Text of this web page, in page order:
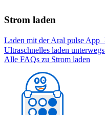
Strom laden
Laden mit der Aral pulse App
Ultraschnelles laden unterwegs
Alle FAQs zu Strom laden